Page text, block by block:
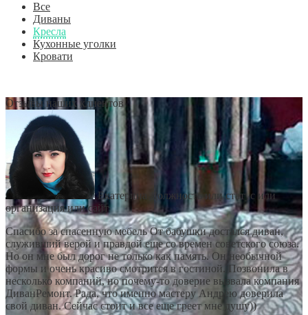
Все
Диваны
Кресла
Кухонные уголки
Кровати
Отзывы наших клиентов
Екатерина
Должность или статус или
организация или сайт
Спасибо за спасенную мебель От бабушки достался диван,
служивший верой и правдой еще со времен советского союза.
Но он мне был дорог не только как память. Он необычной
формы и очень красиво смотрится в гостиной. Позвонила в
несколько компаний, но почему-то доверие вызвала компания
ДиванРемонт. Рада, что именно мастеру Андрею доверила
свой диван. Сейчас стоит и все еще греет мне душу))